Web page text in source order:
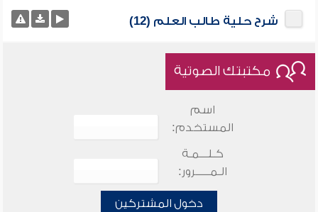
شرح حلية طالب العلم (12)
مكتبتك الصوتية
اسم
المستخدم:
كـلـــمـة
الـمـــــرور:
دخول المشتركين